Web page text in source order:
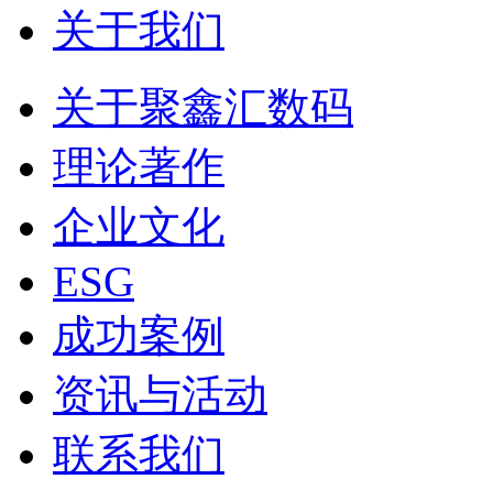
关于我们
关于聚鑫汇数码
理论著作
企业文化
ESG
成功案例
资讯与活动
联系我们